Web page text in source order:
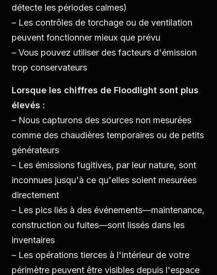
détecte les périodes calmes)
– Les contrôles de torchage ou de ventilation
peuvent fonctionner mieux que prévu
– Vous pouvez utiliser des facteurs d'émission
trop conservateurs
Lorsque les chiffres de Floodlight sont plus
élevés :
– Nous capturons des sources non mesurées
comme des chaudières temporaires ou de petits
générateurs
– Les émissions fugitives, par leur nature, sont
inconnues jusqu'à ce qu'elles soient mesurées
directement
– Les pics liés à des événements—maintenance,
construction ou fuites—sont lissés dans les
inventaires
– Les opérations tierces à l'intérieur de votre
périmètre peuvent être visibles depuis l'espace